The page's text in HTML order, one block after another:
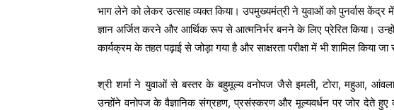
भाग लेने को लेकर उत्साह व्यक्त किया। उपमुख्यमंत्री ने युवाओं को पुनर्वास केंद्र
ज्ञान अर्जित करने और आर्थिक रूप से आत्मनिर्भर बनने के लिए प्रेरित किया।
कार्यक्रम के तहत पढ़ाई से जोड़ा गया है और साक्षरता परीक्षा में भी शामिल किया जा
श्री शर्मा ने युवाओं से बस्तर के बहुमूल्य वनोपज जैसे इमली, टोरा, महुआ,
उन्होंने वनोपज के वैज्ञानिक संग्रहण, प्रसंस्करण और मूल्यवर्धन पर जोर देते हुए